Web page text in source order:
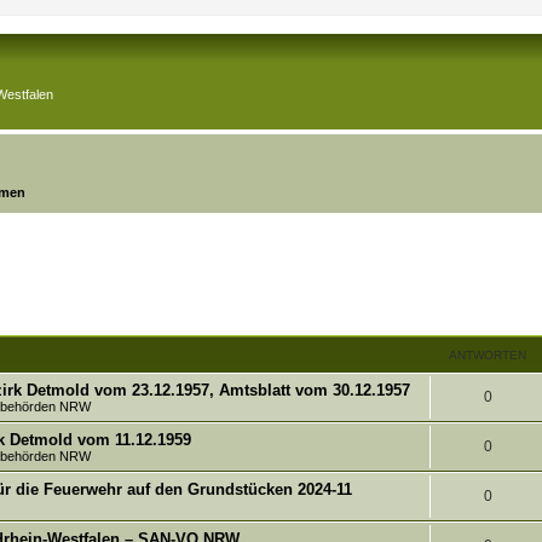
ANTWORTEN
Detmold vom 23.12.1957, Amtsblatt vom 30.12.1957
NRW
0A
n
w
o
vom 11.12.1959
NRW
0A
n
die Feuerwehr auf den Grundstücken 2024-11 0A
n